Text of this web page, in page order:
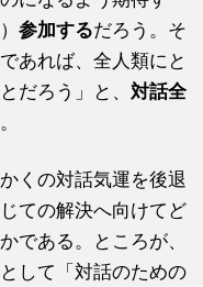
）参加するだろう。そ
あれば、全人類にと
だろう」と、対話全
くの対話気運を後退
ての解決へ向けてど
である。ところが、
して「対話のための